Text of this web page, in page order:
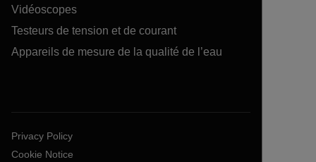
Vidéoscopes
Testeurs de tension et de courant
Appareils de mesure de la qualité de l’eau
Privacy Policy
Cookie Notice